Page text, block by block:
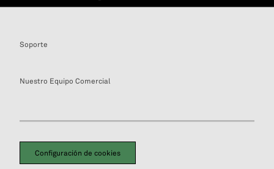
Soporte
Nuestro Equipo Comercial
Configuración de cookies